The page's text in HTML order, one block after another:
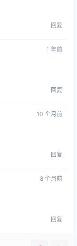
回复
1 年前
回复
10 个月前
回复
8 个月前
回复